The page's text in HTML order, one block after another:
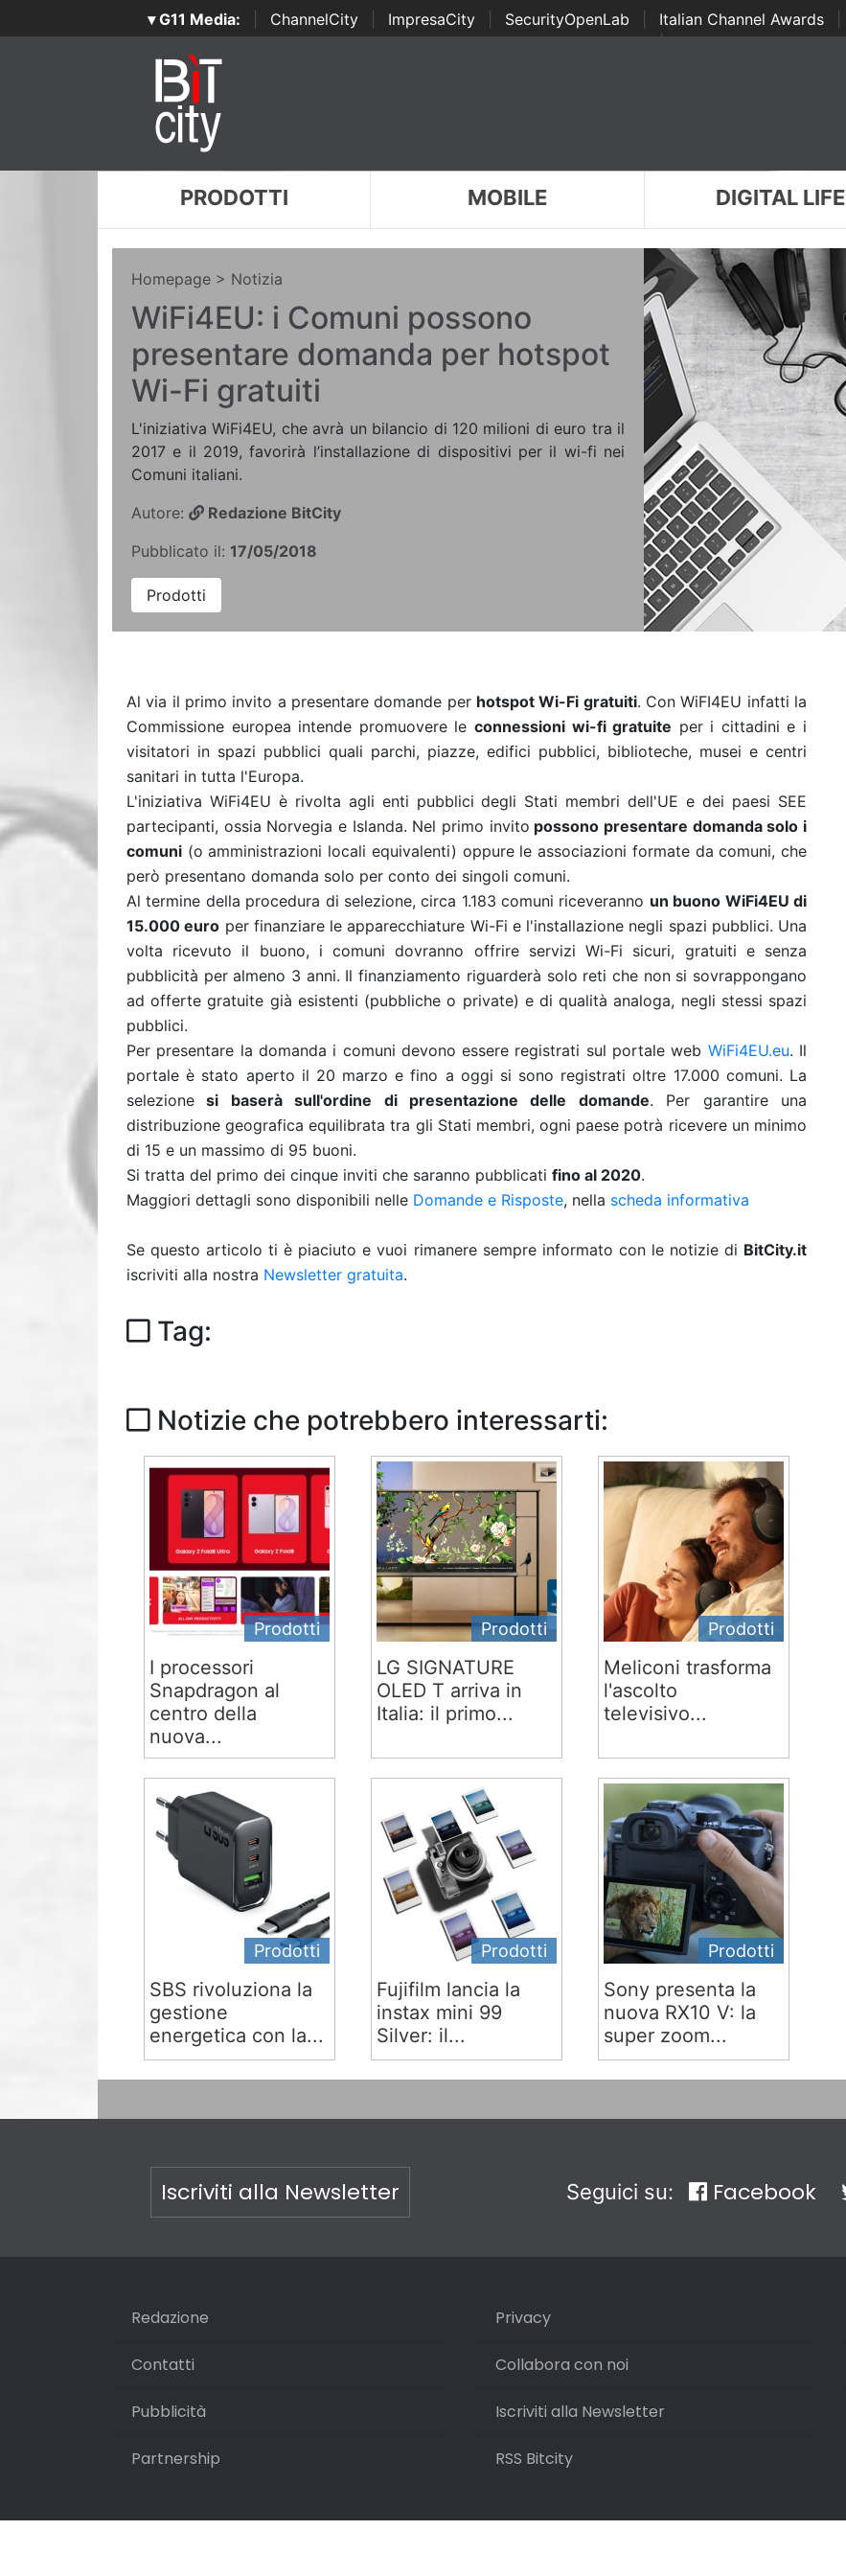
▾ G11 Media: ChannelCity ImpresaCity SecurityOpenLab Italian Channel Awards
Awards | ...
PRODOTTI MOBILE DIGITAL LIFE
Homepage > Notizia
WiFi4EU: i Comuni possono
presentare domanda per hotspot
Wi-Fi gratuiti
L'iniziativa WiFi4EU, che avrà un bilancio di 120 milioni di euro tra il
2017 e il 2019, favorirà l’installazione di dispositivi per il wi-fi nei
Comuni italiani.
Autore:
Redazione BitCity
Pubblicato il: 17/05/2018
Prodotti
Al via il primo invito a presentare domande per hotspot Wi-Fi gratuiti. Con WiFI4EU infatti la
Commissione europea intende promuovere le connessioni wi-fi gratuite per i cittadini e i
visitatori in spazi pubblici quali parchi, piazze, edifici pubblici, biblioteche, musei e centri
sanitari in tutta l'Europa.
L'iniziativa WiFi4EU è rivolta agli enti pubblici degli Stati membri dell'UE e dei paesi SEE
partecipanti, ossia Norvegia e Islanda. Nel primo invito possono presentare domanda solo i
comuni (o amministrazioni locali equivalenti) oppure le associazioni formate da comuni, che
però presentano domanda solo per conto dei singoli comuni.
Al termine della procedura di selezione, circa 1.183 comuni riceveranno un buono WiFi4EU di
15.000 euro per finanziare le apparecchiature Wi-Fi e l'installazione negli spazi pubblici. Una
volta ricevuto il buono, i comuni dovranno offrire servizi Wi-Fi sicuri, gratuiti e senza
pubblicità per almeno 3 anni. Il finanziamento riguarderà solo reti che non si sovrappongano
ad offerte gratuite già esistenti (pubbliche o private) e di qualità analoga, negli stessi spazi
pubblici.
Per presentare la domanda i comuni devono essere registrati sul portale web WiFi4EU.eu. Il
portale è stato aperto il 20 marzo e fino a oggi si sono registrati oltre 17.000 comuni. La
selezione si baserà sull'ordine di presentazione delle domande. Per garantire una
distribuzione geografica equilibrata tra gli Stati membri, ogni paese potrà ricevere un minimo
di 15 e un massimo di 95 buoni.
Si tratta del primo dei cinque inviti che saranno pubblicati fino al 2020.
Maggiori dettagli sono disponibili nelle Domande e Risposte, nella scheda informativa
Se questo articolo ti è piaciuto e vuoi rimanere sempre informato con le notizie di BitCity.it
iscriviti alla nostra Newsletter gratuita.
Tag:
Notizie che potrebbero interessarti:
Prodotti
I processori
Snapdragon al
centro della
nuova...
Prodotti
LG SIGNATURE
OLED T arriva in
Italia: il primo...
Prodotti
Meliconi trasforma
l'ascolto
televisivo...
Prodotti
SBS rivoluziona la
gestione
energetica con la...
Prodotti
Fujifilm lancia la
instax mini 99
Silver: il...
Prodotti
Sony presenta la
nuova RX10 V: la
super zoom...
Iscriviti alla Newsletter Seguici su: Facebook
Redazione
Contatti
Pubblicità
Partnership
Privacy
Collabora con noi
Iscriviti alla Newsletter
RSS Bitcity